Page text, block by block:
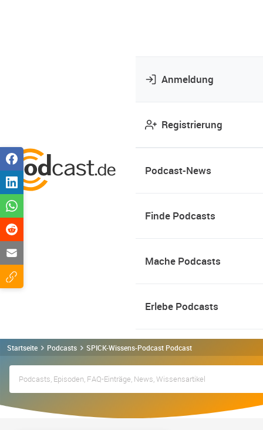
Anmeldung
Registrierung
Podcast-News
Finde Podcasts
Mache Podcasts
Erlebe Podcasts
Startseite Podcasts SPICK-Wissens-Podcast Podcast